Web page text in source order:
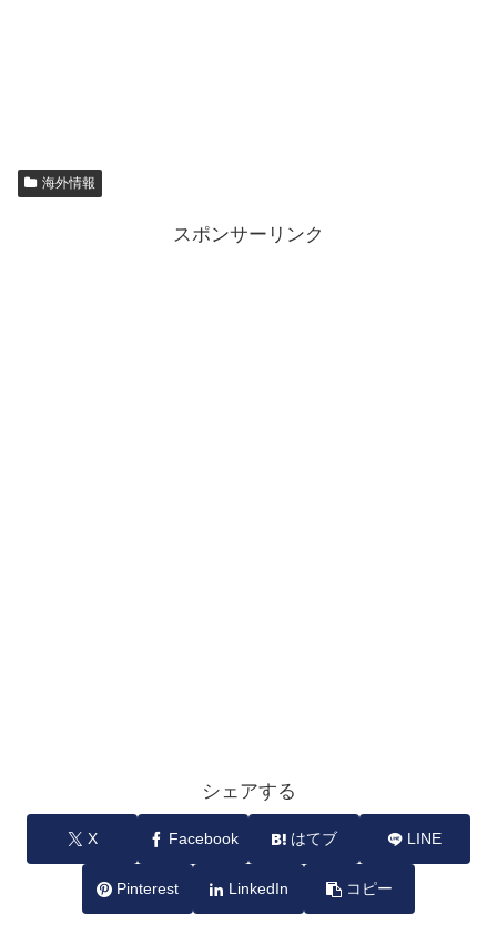
海外情報
スポンサーリンク
シェアする
X Facebook はてブ LINE
Pinterest LinkedIn コピー